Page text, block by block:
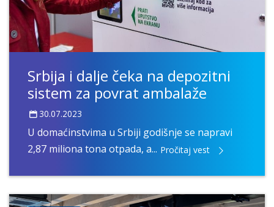
Srbija i dalje čeka na depozitni
sistem za povrat ambalaže
30.07.2023
U domaćinstvima u Srbiji godišnje se napravi
2,87 miliona tona otpada, a... Pročitaj vest